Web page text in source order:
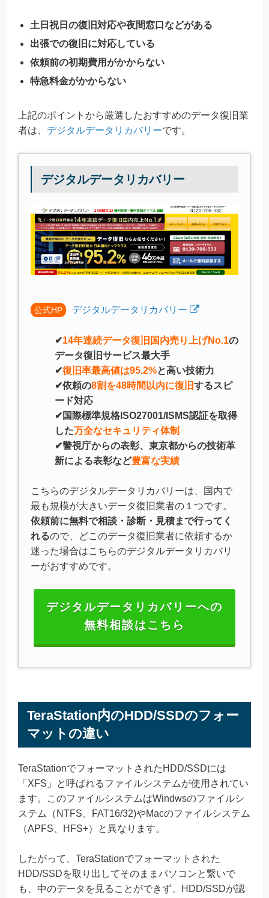
土日祝日の復旧対応や夜間窓口などがある
出張での復旧に対応している
依頼前の初期費用がかからない
特急料金がかからない
上記のポイントから厳選したおすすめのデータ復旧業
者は、 デジタルデータリカバリーです。
デジタルデータリカバリー
公式HP デジタルデータリカバリー
✔14年連続データ復旧国内売り上げNo.1の
データ復旧サービス最大手
✔復旧率最高値は95.2%と高い技術力
✔依頼の8割を48時間以内に復旧するスピ
ード対応
✔国際標準規格ISO27001/ISMS認証を取得
した万全なセキュリティ体制
✔警視庁からの表彰、東京都からの技術革
新による表彰など豊富な実績
こちらのデジタルデータリカバリーは、国内で
最も規模が大きいデータ復旧業者の１つです。
依頼前に無料で相談・診断・見積まで行ってく
れるので、どこのデータ復旧業者に依頼するか
迷った場合はこちらのデジタルデータリカバリ
ーがおすすめです。
デジタルデータリカバリーへの
無料相談はこちら
TeraStation内のHDD/SSDのフォー
マットの違い
TeraStationでフォーマットされたHDD/SSDには
「XFS」と呼ばれるファイルシステムが使用されてい
ます。このファイルシステムはWindwsのファイルシ
ステム（NTFS、FAT16/32)やMacのファイルシステム
（APFS、HFS+）と異なります。
したがって、TeraStationでフォーマットされた
HDD/SSDを取り出してそのままパソコンと繋いで
も、中のデータを見ることができず、HDD/SSDが認